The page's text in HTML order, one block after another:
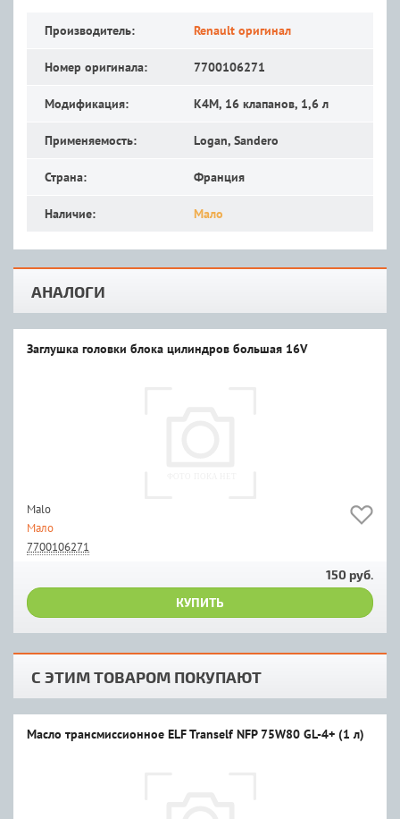
Производитель: Renault оригинал
Номер оригинала: 7700106271
Модификация: K4M, 16 клапанов, 1,6 л
Применяемость: Logan, Sandero
Страна: Франция
Наличие: Мало
АНАЛОГИ
Заглушка головки блока цилиндров большая 16V
Malo
Мало
7700106271
150 руб.
КУПИТЬ
С ЭТИМ ТОВАРОМ ПОКУПАЮТ
Масло трансмиссионное ELF Tranself NFP 75W80 GL-4+ (1 л)